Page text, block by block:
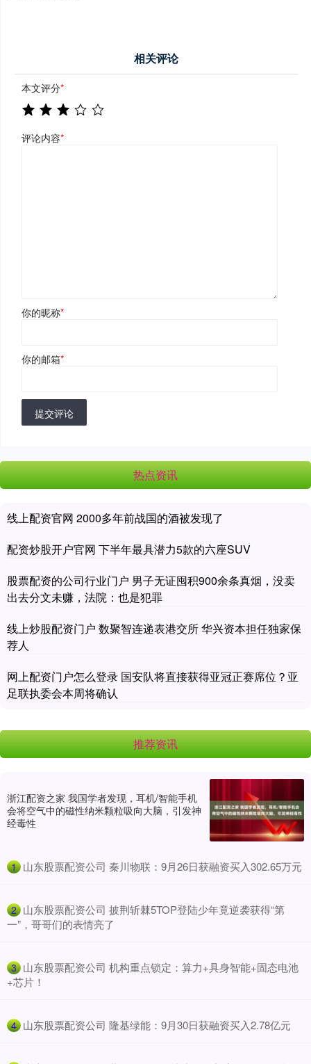
相关评论
本文评分*
评论内容*
你的昵称*
你的邮箱*
提交评论
热点资讯
线上配资官网 2000多年前战国的酒被发现了
配资炒股开户官网 下半年最具潜力5款的六座SUV
股票配资的公司行业门户 男子无证囤积900余条真烟，没卖
出去分文未赚，法院：也是犯罪
线上炒股配资门户 数聚智连递表港交所 华兴资本担任独家保
荐人
网上配资门户怎么登录 国安队将直接获得亚冠正赛席位？亚
足联执委会本周将确认
推荐资讯
浙江配资之家 我国学者发现，耳机/智能手机
会将空气中的磁性纳米颗粒吸向大脑，引发神
经毒性
1 ​山东股票配资公司 秦川物联：9月26日获融资买入302.65万元
2 ​山东股票配资公司 披荆斩棘5TOP登陆少年竟逆袭获得“第
一”，哥哥们的表情亮了
3 ​山东股票配资公司 机构重点锁定：算力+具身智能+固态电池
+芯片！
4 ​山东股票配资公司 隆基绿能：9月30日获融资买入2.78亿元